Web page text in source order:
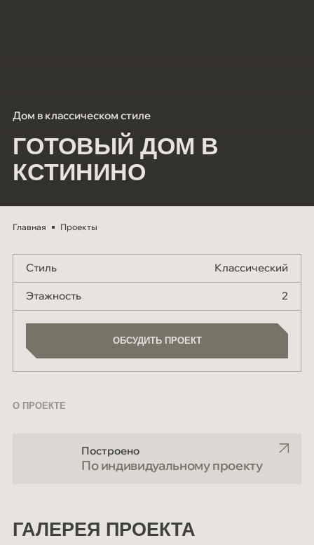
Дом в классическом стиле
ГОТОВЫЙ ДОМ В
КСТИНИНО
Главная Проекты
Стиль Классический
Этажность 2
ОБСУДИТЬ ПРОЕКТ
ОБСУДИТЬ ПРОЕКТ
О ПРОЕКТЕ
Построено
По индивидуальному проекту
ГАЛЕРЕЯ ПРОЕКТА